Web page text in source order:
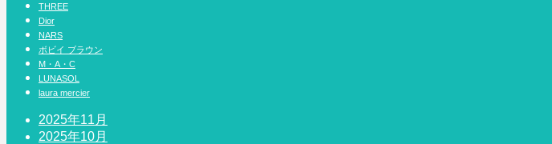
THREE
Dior
NARS
ボビイ ブラウン
M・A・C
LUNASOL
laura mercier
2025年11月
2025年10月